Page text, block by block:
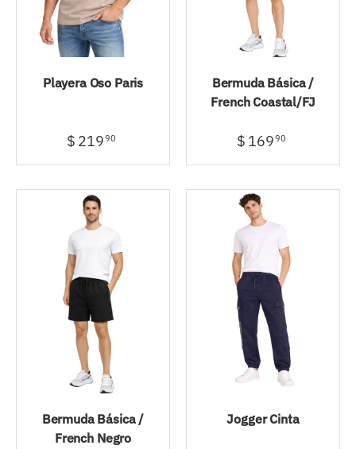
Playera Oso Paris
$ 21990
Bermuda Básica /
French Coastal/FJ
$ 16990
Bermuda Básica /
French Negro
Jogger Cinta